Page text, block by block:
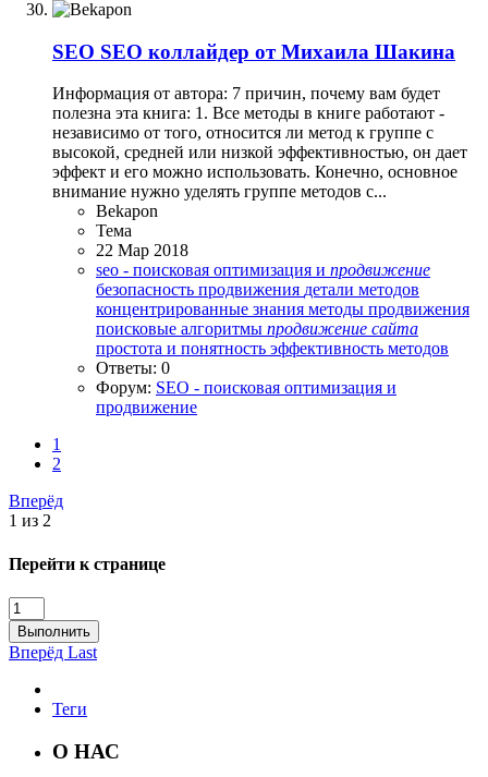
SEO SEO коллайдер от Михаила Шакина
Информация от автора: 7 причин, почему вам будет
полезна эта книга: 1. Все методы в книге работают -
независимо от того, относится ли метод к группе с
высокой, средней или низкой эффективностью, он дает
эффект и его можно использовать. Конечно, основное
внимание нужно уделять группе методов с...
Bekapon
Тема
22 Мар 2018
seo - поисковая оптимизация и продвижение
безопасность продвижения детали методов
концентрированные знания методы продвижения
поисковые алгоритмы продвижение сайта
простота и понятность эффективность методов
Ответы: 0
Форум: SEO - поисковая оптимизация и
продвижение
1
2
Вперёд
1 из 2
Перейти к странице
Выполнить
Вперёд Last
Теги
О НАС